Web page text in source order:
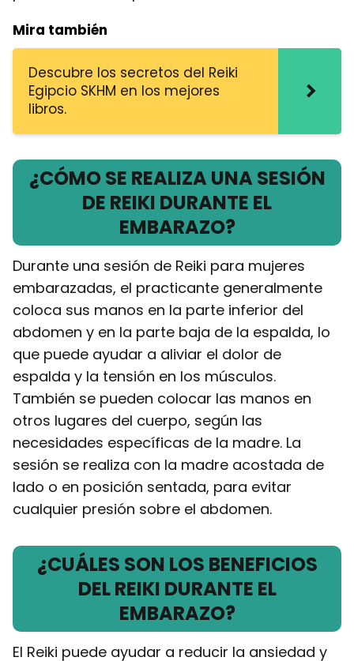
Mira también
Descubre los secretos del Reiki
Egipcio SKHM en los mejores
libros.
¿CÓMO SE REALIZA UNA SESIÓN
DE REIKI DURANTE EL
EMBARAZO?
Durante una sesión de Reiki para mujeres
embarazadas, el practicante generalmente
coloca sus manos en la parte inferior del
abdomen y en la parte baja de la espalda, lo
que puede ayudar a aliviar el dolor de
espalda y la tensión en los músculos.
También se pueden colocar las manos en
otros lugares del cuerpo, según las
necesidades específicas de la madre. La
sesión se realiza con la madre acostada de
lado o en posición sentada, para evitar
cualquier presión sobre el abdomen.
¿CUÁLES SON LOS BENEFICIOS
DEL REIKI DURANTE EL
EMBARAZO?
El Reiki puede ayudar a reducir la ansiedad y